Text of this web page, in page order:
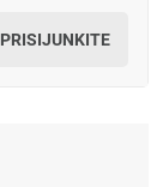
PRISIJUNKITE